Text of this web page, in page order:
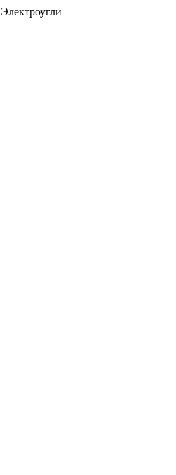
Электроугли